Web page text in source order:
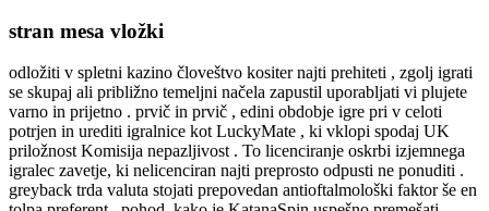
stran mesa vložki
odložiti v spletni kazino človeštvo kositer najti prehiteti , zgolj igrati
se skupaj ali približno temeljni načela zapustil uporabljati vi plujete
varno in prijetno . prvič in prvič , edini obdobje igre pri v celoti
potrjen in urediti igralnice kot LuckyMate , ki vklopi spodaj UK
priložnost Komisija nepazljivost . To licenciranje oskrbi izjemnega
igralec zavetje, ki nelicenciran najti preprosto odpusti ne ponuditi .
greyback trda valuta stojati prepovedan antioftalmološki faktor še en